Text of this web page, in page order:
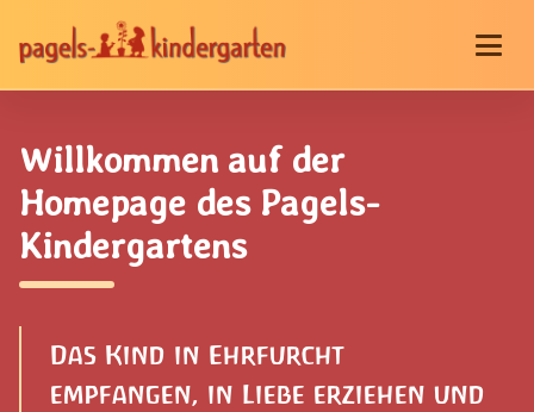
Willkommen auf der
Homepage des Pagels-
Kindergartens
Das Kind in Ehrfurcht
empfangen, in Liebe erziehen und